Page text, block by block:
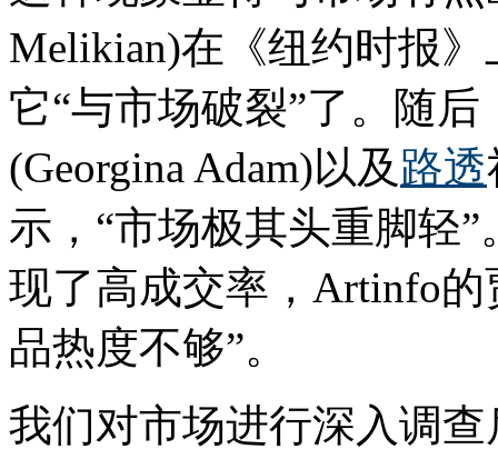
Melikian)在《纽约时报
它“与市场破裂”了。随后
(Georgina Adam)以及 路透
示，“市场极其头重脚轻
现了高成交率，Artinfo
品热度不够”。
我们对市场进行深入调